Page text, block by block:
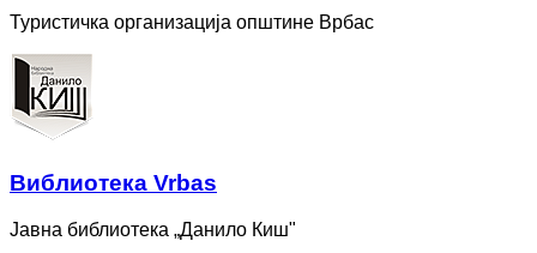
Туристичка организација општине Врбас
Bиблиотека Vrbas
Јавна библиотека „Данило Киш"